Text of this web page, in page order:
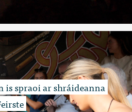
is spraoi ar shráideanna